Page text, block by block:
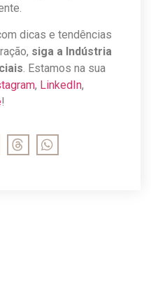
dicas e tendências
siga a Indústria
. Estamos na sua
, LinkedIn,
!